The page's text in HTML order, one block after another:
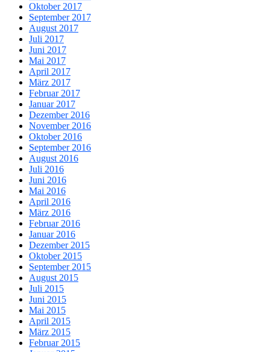
Oktober 2017
September 2017
August 2017
Juli 2017
Juni 2017
Mai 2017
April 2017
März 2017
Februar 2017
Januar 2017
Dezember 2016
November 2016
Oktober 2016
September 2016
August 2016
Juli 2016
Juni 2016
Mai 2016
April 2016
März 2016
Februar 2016
Januar 2016
Dezember 2015
Oktober 2015
September 2015
August 2015
Juli 2015
Juni 2015
Mai 2015
April 2015
März 2015
Februar 2015